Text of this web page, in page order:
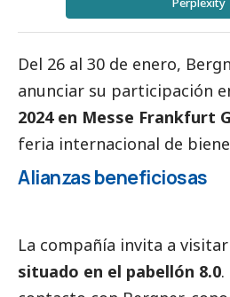
Del 26 al 30 de enero,
anunciar su participación
2024 en Messe Frankfurt
feria internacional de
Alianzas beneficiosas
La compañía invita a visitar
situado en el pabellón 8.0